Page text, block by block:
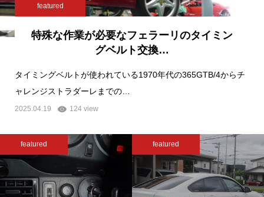
featured
特殊な作業が必要なフェラーリのタイミン
グベルト交換…
タイミングベルトが使われている1970年代の365GTB/4からチ
ャレンジストラダーレまでの…
2025.04.19 124 view
featured featured